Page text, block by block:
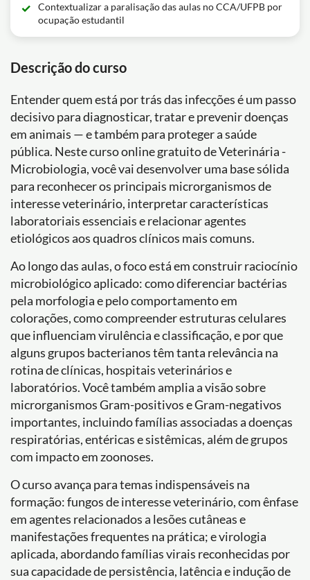
Contextualizar a paralisação das aulas no CCA/UFPB por
ocupação estudantil
Descrição do curso
Entender quem está por trás das infecções é um passo
decisivo para diagnosticar, tratar e prevenir doenças
em animais — e também para proteger a saúde
pública. Neste curso online gratuito de Veterinária -
Microbiologia, você vai desenvolver uma base sólida
para reconhecer os principais microrganismos de
interesse veterinário, interpretar características
laboratoriais essenciais e relacionar agentes
etiológicos aos quadros clínicos mais comuns.
Ao longo das aulas, o foco está em construir raciocínio
microbiológico aplicado: como diferenciar bactérias
pela morfologia e pelo comportamento em
colorações, como compreender estruturas celulares
que influenciam virulência e classificação, e por que
alguns grupos bacterianos têm tanta relevância na
rotina de clínicas, hospitais veterinários e
laboratórios. Você também amplia a visão sobre
microrganismos Gram-positivos e Gram-negativos
importantes, incluindo famílias associadas a doenças
respiratórias, entéricas e sistêmicas, além de grupos
com impacto em zoonoses.
O curso avança para temas indispensáveis na
formação: fungos de interesse veterinário, com ênfase
em agentes relacionados a lesões cutâneas e
manifestações frequentes na prática; e virologia
aplicada, abordando famílias virais reconhecidas por
sua capacidade de persistência, latência e indução de